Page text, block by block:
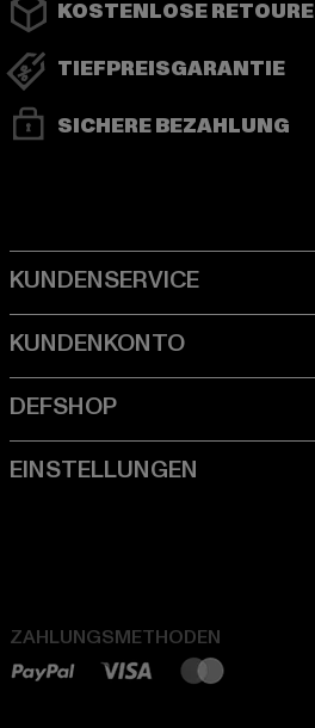
KOSTENLOSE RETOURE
TIEFPREISGARANTIE
SICHERE BEZAHLUNG
ZAHLUNGSMETHODEN